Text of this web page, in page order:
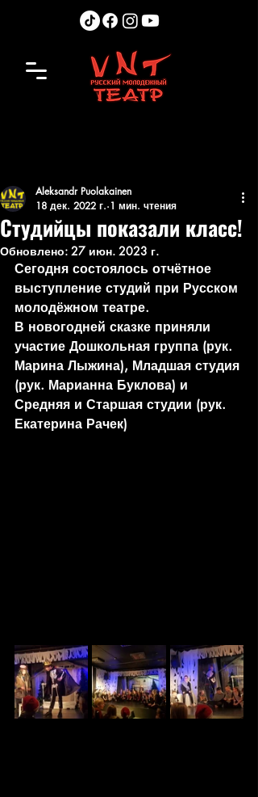
Студийцы показали класс!
Aleksandr Puolakainen
18 дек. 2022 г. 1 мин. чтения
Обновлено: 27 июн. 2023 г.
Сегодня состоялось отчётное
выступление студий при Русском
молодёжном театре.
В новогодней сказке приняли
участие Дошкольная группа (рук.
Марина Лыжина), Младшая студия
(рук. Марианна Буклова) и
Средняя и Старшая студии (рук.
Екатерина Рачек)